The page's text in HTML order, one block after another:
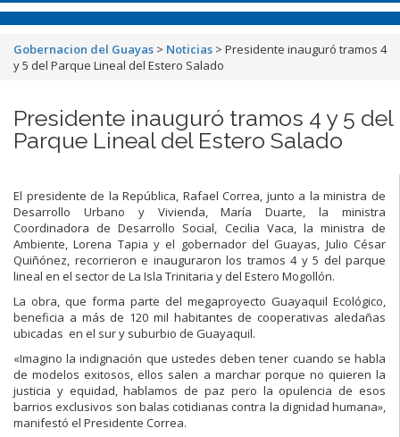
Gobernacion del Guayas > Noticias > Presidente inauguró tramos 4
y 5 del Parque Lineal del Estero Salado
Presidente inauguró tramos 4 y 5 del
Parque Lineal del Estero Salado
El presidente de la República, Rafael Correa, junto a la ministra de
Desarrollo Urbano y Vivienda, María Duarte, la ministra
Coordinadora de Desarrollo Social, Cecilia Vaca, la ministra de
Ambiente, Lorena Tapia y el gobernador del Guayas, Julio César
Quiñónez, recorrieron e inauguraron los tramos 4 y 5 del parque
lineal en el sector de La Isla Trinitaria y del Estero Mogollón.
La obra, que forma parte del megaproyecto Guayaquil Ecológico,
beneficia a más de 120 mil habitantes de cooperativas aledañas
ubicadas en el sur y suburbio de Guayaquil.
«Imagino la indignación que ustedes deben tener cuando se habla
de modelos exitosos, ellos salen a marchar porque no quieren la
justicia y equidad, hablamos de paz pero la opulencia de esos
barrios exclusivos son balas cotidianas contra la dignidad humana»,
manifestó el Presidente Correa.